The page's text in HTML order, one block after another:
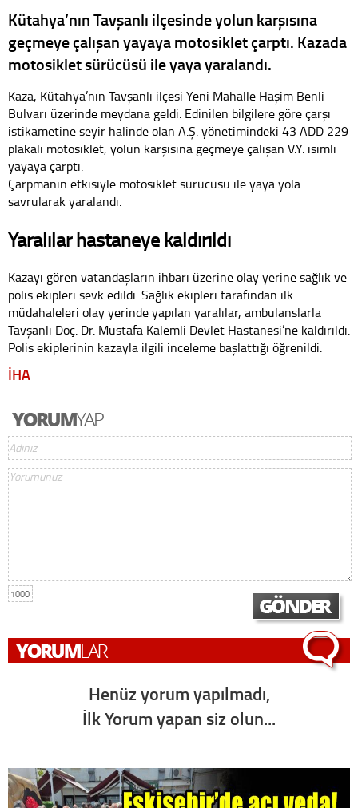
Kütahya’nın Tavşanlı ilçesinde yolun karşısına
geçmeye çalışan yayaya motosiklet çarptı. Kazada
motosiklet sürücüsü ile yaya yaralandı.
Kaza, Kütahya’nın Tavşanlı ilçesi Yeni Mahalle Haşim Benli
Bulvarı üzerinde meydana geldi. Edinilen bilgilere göre çarşı
istikametine seyir halinde olan A.Ş. yönetimindeki 43 ADD 229
plakalı motosiklet, yolun karşısına geçmeye çalışan V.Y. isimli
yayaya çarptı.
Çarpmanın etkisiyle motosiklet sürücüsü ile yaya yola
savrularak yaralandı.
Yaralılar hastaneye kaldırıldı
Kazayı gören vatandaşların ihbarı üzerine olay yerine sağlık ve
polis ekipleri sevk edildi. Sağlık ekipleri tarafından ilk
müdahaleleri olay yerinde yapılan yaralılar, ambulanslarla
Tavşanlı Doç. Dr. Mustafa Kalemli Devlet Hastanesi’ne kaldırıldı.
Polis ekiplerinin kazayla ilgili inceleme başlattığı öğrenildi.
İHA
1000
Henüz yorum yapılmadı,
İlk Yorum yapan siz olun...